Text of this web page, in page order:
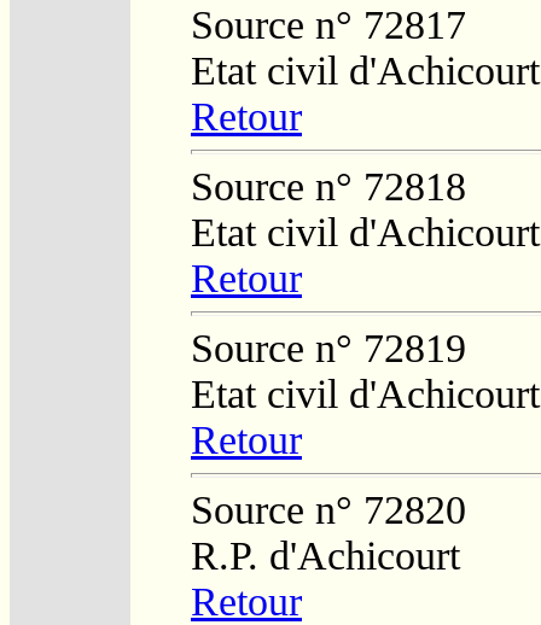
Source n° 72817
Etat civil d'Achicourt
Retour
Source n° 72818
Etat civil d'Achicourt
Retour
Source n° 72819
Etat civil d'Achicourt
Retour
Source n° 72820
R.P. d'Achicourt
Retour